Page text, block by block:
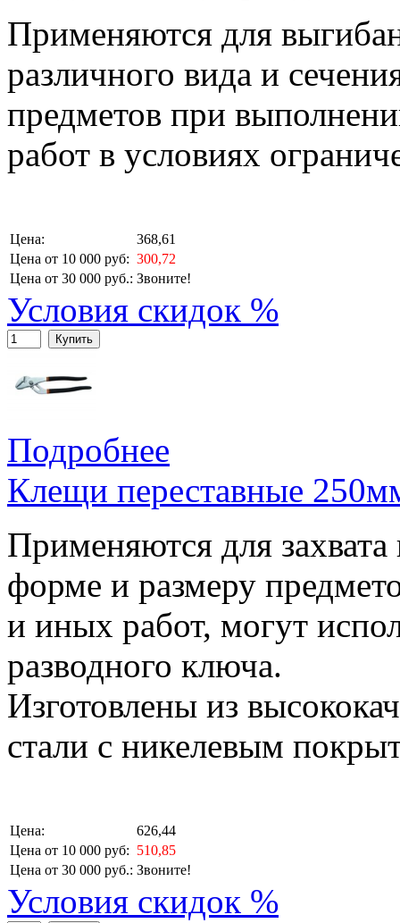
Применяются для
различного вида и
предметов при
работ в условиях
Цена:
368,61
Цена от 10 000 руб: 300,72
Цена от 30 000 руб.: Звоните!
Условия скидок %
Купить
Подробнее
Клещи переставные
Применяются для
форме и размеру
и иных работ, могут
разводного ключа.
Изготовлены из
стали с никелевым
Цена:
626,44
Цена от 10 000 руб: 510,85
Цена от 30 000 руб.: Звоните!
Условия скидок %